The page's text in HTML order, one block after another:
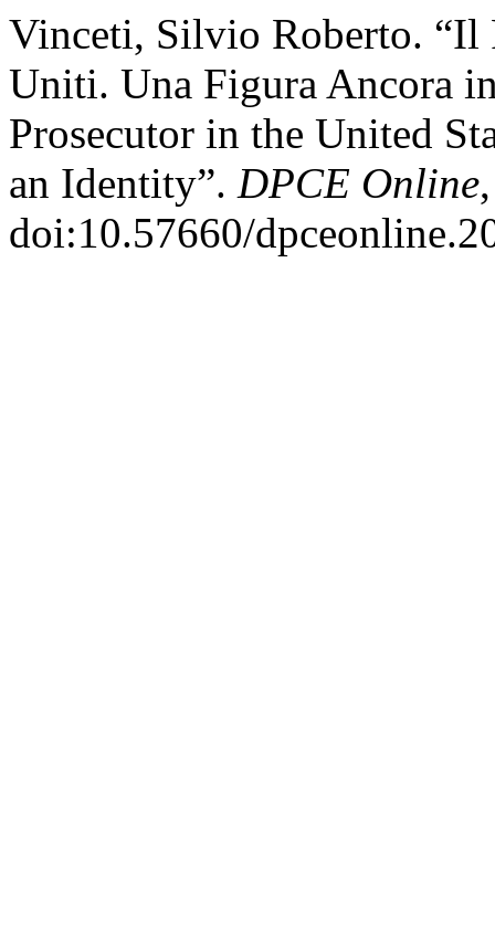
Vinceti, Silvio Roberto.
Uniti. Una Figura Ancora
Prosecutor in the United
an Identity”. DPCE Online
doi:10.57660/